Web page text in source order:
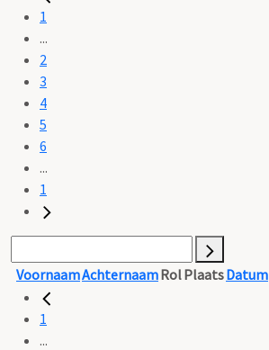
1
...
2
3
4
5
6
...
1
VoornaamAchternaamRolPlaatsDatum
1
...